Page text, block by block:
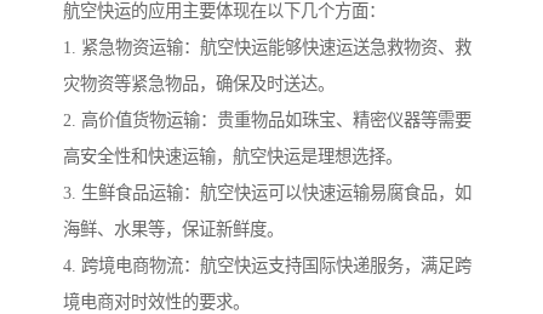
航空快运的应用主要体现在以下几个方面：
1. 紧急物资运输：航空快运能够快速运送急救物资、救
灾物资等紧急物品，确保及时送达。
2. 高价值货物运输：贵重物品如珠宝、精密仪器等需要
高安全性和快速运输，航空快运是理想选择。
3. 生鲜食品运输：航空快运可以快速运输易腐食品，如
海鲜、水果等，保证新鲜度。
4. 跨境电商物流：航空快运支持国际快递服务，满足跨
境电商对时效性的要求。